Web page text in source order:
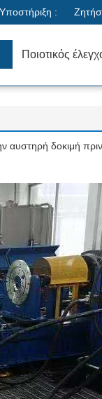
:
Ποιοτικός
αυστηρή δοκιμή